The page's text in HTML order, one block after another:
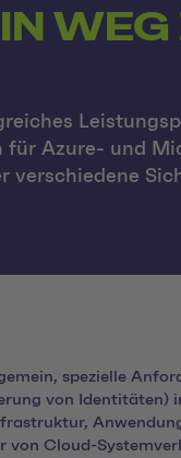
für Azure- und
verschiedene
spezielle
von Identitäten)
von Cloud-